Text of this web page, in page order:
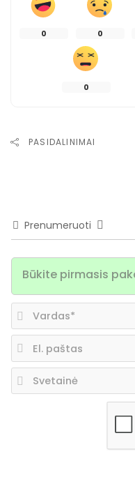
0 0
0
PASIDALINIMAI
Prenumeruoti